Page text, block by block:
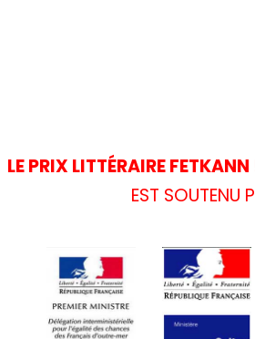
LE PRIX LITTÉRAIRE
EST SOUTENU